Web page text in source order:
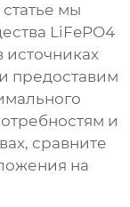
мы
LiFePO4
источниках
предоставим
и
сравните
на